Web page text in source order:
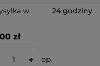
w:
24 godziny
zł
+ op.